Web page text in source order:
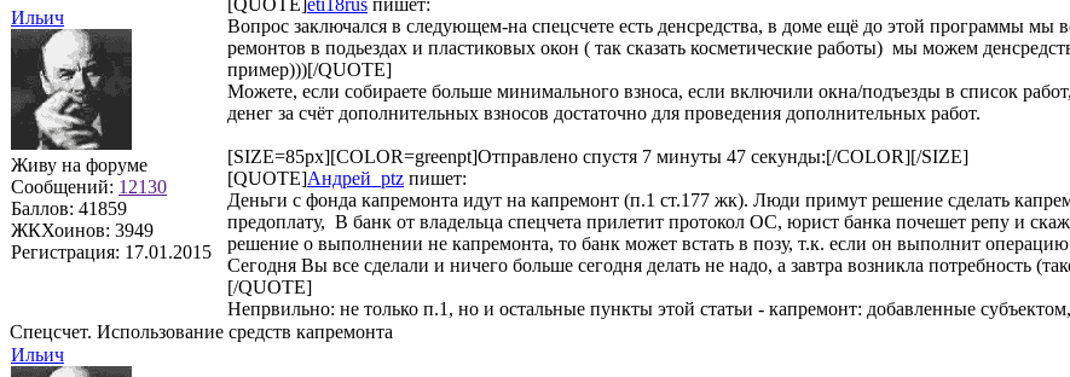
Ильич
Живу на форуме
Сообщений: 12130
Баллов: 41859
ЖКХоинов: 3949
Регистрация: 17.01.2015
Вопрос заключался в следующем-на спецсчете есть денсредства, в доме ещё до этой программы мы
ремонтов в подьездах и пластиковых окон ( так сказать косметические работы) мы можем
пример)))[/QUOTE]
Можете, если собираете больше минимального взноса, если включили окна/подъезды в список
денег за счёт дополнительных взносов достаточно для проведения дополнительных работ.
[SIZE=85px][COLOR=greenpt]Отправлено спустя 7 минуты 47 секунды:[/COLOR][/SIZE]
[QUOTE]Андрей_ptz пишет:
Деньги с фонда капремонта идут на капремонт (п.1 ст.177 жк). Люди примут решение сделать
предоплату, В банк от владельца спецчета прилетит протокол ОС, юрист банка почешет репу и
решение о выполнении не капремонта, то банк может встать в позу, т.к. если он выполнит
Сегодня Вы все сделали и ничего больше сегодня делать не надо, а завтра возникла потребность
[/QUOTE]
Непрвильно: не только п.1, но и остальные пункты этой статьи - капремонт: добавленные
Спецсчет. Использование средств капремонта
Ильич